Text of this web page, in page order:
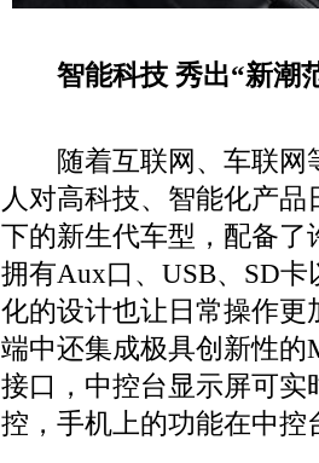
智能科技 秀出“新潮
随着互联网、车联网
人对高科技、智能化产品
下的新生代车型，配备
拥有Aux口、USB、SD
化的设计也让日常操作
端中还集成极具创新性
接口，中控台显示屏可
控，手机上的功能在中控